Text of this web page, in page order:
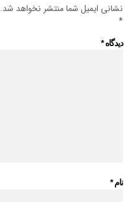
نشانی ایمیل شما منتشر نخواهد شد.
*
دیدگاه*
نام*